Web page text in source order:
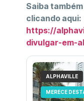
Saiba
clicando aqui:
https://
divulgar-em-
ALPHAVILLE
MERECE